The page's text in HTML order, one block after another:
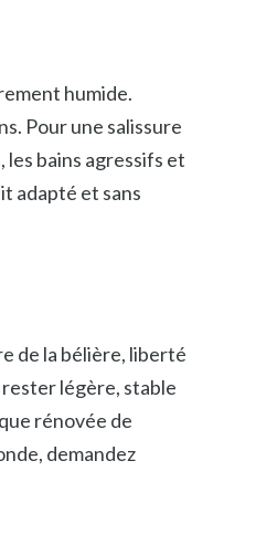
humide.
Pour une salissure
bains agressifs et
adapté et sans
de la bélière, liberté
légère, stable
rénovée de
demandez